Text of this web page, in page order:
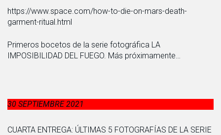
https://www.space.com/how-to-die-on-mars-death-
garment-ritual.html
Primeros bocetos de la serie fotográfica LA
IMPOSIBILIDAD DEL FUEGO. Más próximamente…
30 SEPTIEMBRE 2021
CUARTA ENTREGA: ÚLTIMAS 5 FOTOGRAFÍAS DE LA SERIE